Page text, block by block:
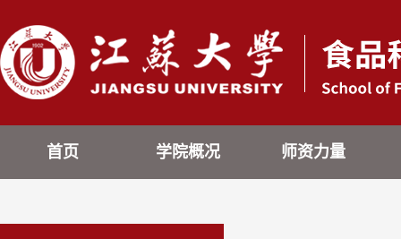
首页 学院概况 师资力量